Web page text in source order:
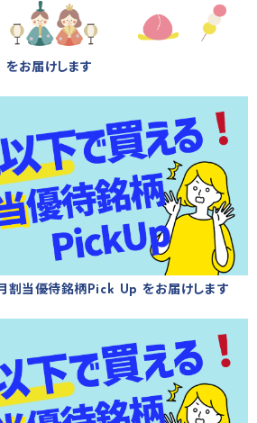
をお届けします
割当優待銘柄Pick Up をお届けします